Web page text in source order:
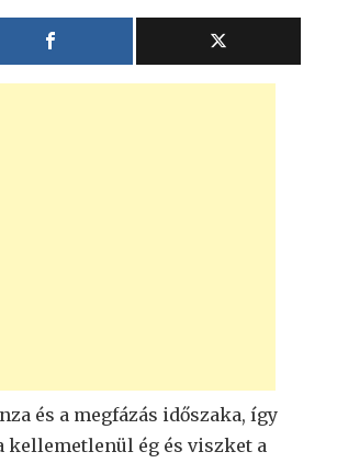
és a megfázás időszaka, így
kellemetlenül ég és viszket a